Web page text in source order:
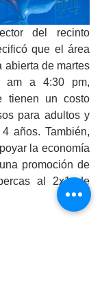
del recinto
que el área
abierta de martes
am a 4:30 pm,
tienen un costo
para adultos y
años. También,
la economía
promoción de
al 2x1 de